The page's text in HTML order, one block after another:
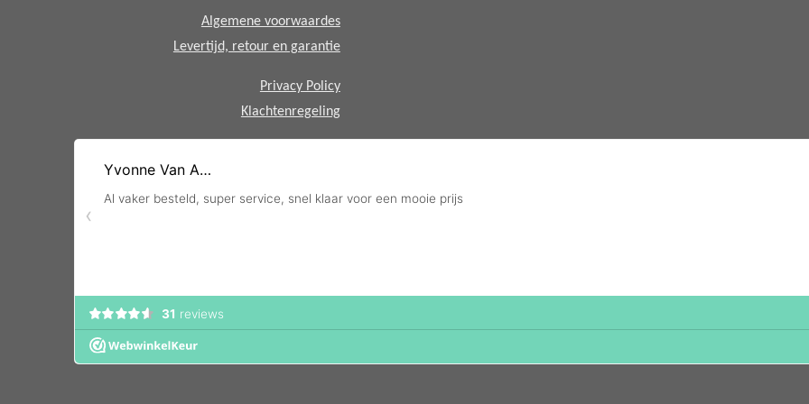
Algemene voorwaardes
Levertijd, retour en garantie
Privacy Policy
Klachtenregeling